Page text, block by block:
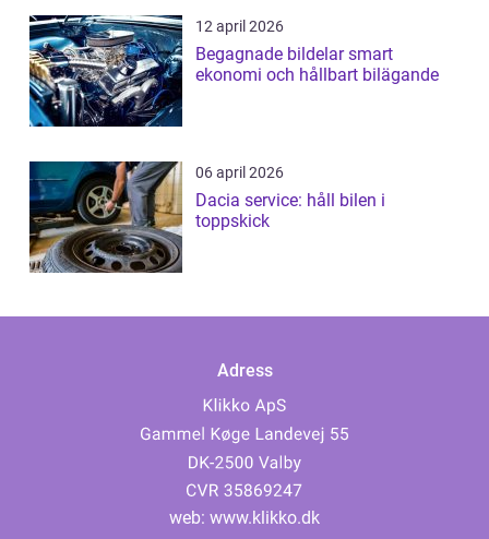
12 april 2026
Begagnade bildelar smart
ekonomi och hållbart bilägande
06 april 2026
Dacia service: håll bilen i
toppskick
Adress
web: www.klikko.dk